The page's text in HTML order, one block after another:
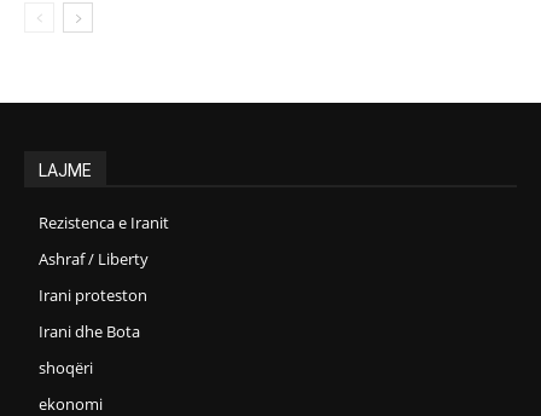
LAJME
Rezistenca e Iranit
Ashraf / Liberty
Irani proteston
Irani dhe Bota
shoqëri
ekonomi